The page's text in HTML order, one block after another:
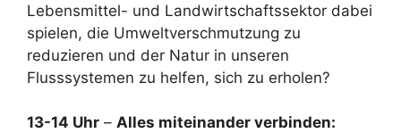
Lebensmittel- und Landwirtschaftssektor dabei
spielen, die Umweltverschmutzung zu
reduzieren und der Natur in unseren
Flusssystemen zu helfen, sich zu erholen?
13-14 Uhr – Alles miteinander verbinden: